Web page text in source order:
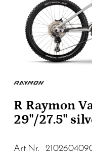
R Raymon
29"/27.5"
Art.Nr.